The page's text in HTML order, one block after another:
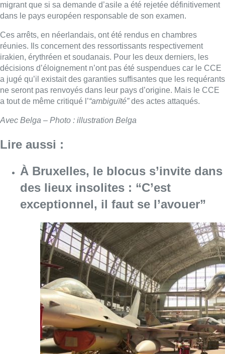
migrant que si sa demande d’asile a été rejetée définitivement
dans le pays européen responsable de son examen.
Ces arrêts, en néerlandais, ont été rendus en chambres
réunies. Ils concernentdes ressortissants respectivement
irakien, érythréen et soudanais. Pour les deux derniers, les
décisions d’éloignement n’ont pas été suspendues car le CCE
a jugé qu’il existaitdes garanties suffisantes que les requérants
ne seront pas renvoyés dans leur pays d’origine. Mais le CCE
a tout de même critiqué l’“ambiguïté” des actes attaqués.
Avec Belga – Photo : illustration Belga
Lire aussi :
À Bruxelles, le blocus s’invite dans
des lieux insolites : “C’est
exceptionnel, il faut se l’avouer”